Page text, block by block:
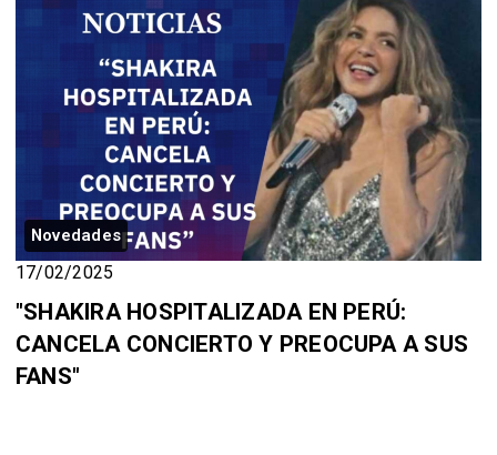
Novedades
17/02/2025
"SHAKIRA HOSPITALIZADA EN PERÚ:
CANCELA CONCIERTO Y PREOCUPA A SUS
FANS"